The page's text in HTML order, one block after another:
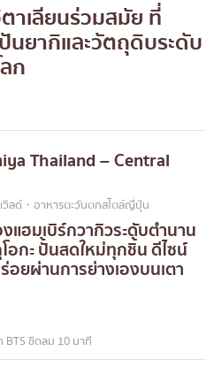
าเลียนร่วมสมัย ที่
นยากิและวัตถุดิบระดับ
ก
Thailand – Central
วิลด์・อาหารตะวันตกสไตล์ญี่ปุ่น
แฮมเบิร์กวากิวระดับตำนาน
อกะ ปั้นสดใหม่ทุกชิ้น ดีไซน์
อยผ่านการย่างเองบนเตา
BTS ชิดลม 10 นาที